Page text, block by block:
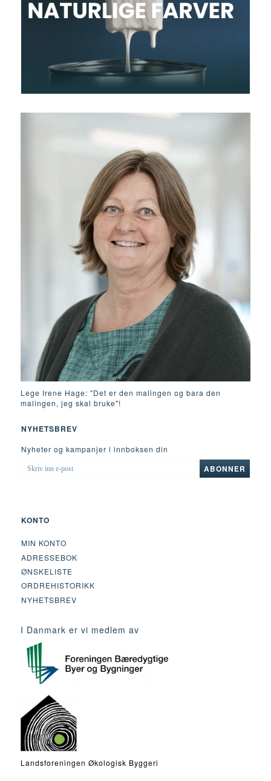
Lege Irene Hage: "Det er den malingen og bara den
malingen, jeg skal bruke"!
NYHETSBREV
Nyheter og kampanjer i innboksen din
SKRIV
INN
ABONNER
KONTO
MIN KONTO
ADRESSEBOK
ØNSKELISTE
ORDREHISTORIKK
NYHETSBREV
I Danmark er vi medlem av
Landsforeningen Økologisk Byggeri